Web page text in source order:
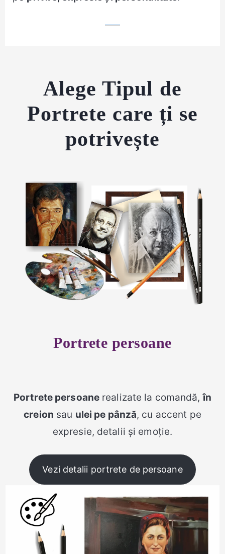
Alege Tipul de
Portrete care ți se
potrivește
Portrete persoane
Portrete persoanerealizate la comandă,în
creion sau ulei pe pânză, cu accent pe
expresie, detalii și emoție.
Vezi detalii portrete de persoane